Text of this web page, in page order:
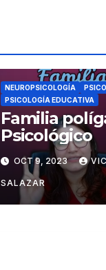
NEUROPSICOLOGÍA
PSICOLOGÍA EDUCATIVA
Familia
Psicológico
OCT 9, 2023
SALAZAR